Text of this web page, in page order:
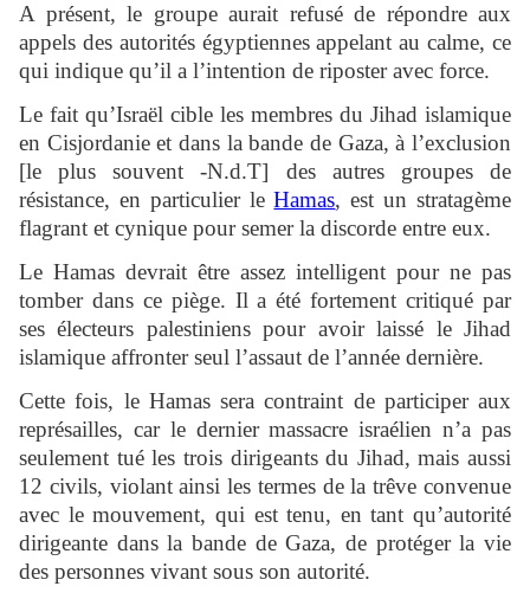
A présent, le groupe aurait refusé de répondre aux
appels des autorités égyptiennes appelant au calme, ce
qui indique qu’il a l’intention de riposter avec force.
Le fait qu’Israël cible les membres du Jihad islamique
en Cisjordanie et dans la bande de Gaza, à l’exclusion
[le plus souvent -N.d.T] des autres groupes de
résistance, en particulier leHamas, est un stratagème
flagrant et cynique pour semer la discorde entre eux.
Le Hamas devrait être assez intelligent pour ne pas
tomber dans ce piège. Il a été fortement critiqué par
ses électeurs palestiniens pour avoir laissé le Jihad
islamique affronter seul l’assaut de l’année dernière.
Cette fois, le Hamas sera contraint de participer aux
représailles, car le dernier massacre israélien n’a pas
seulement tué les trois dirigeants du Jihad, mais aussi
12 civils, violant ainsi les termes de la trêve convenue
avec le mouvement, qui est tenu, en tant qu’autorité
dirigeante dans la bande de Gaza, de protéger la vie
des personnes vivant sous son autorité.